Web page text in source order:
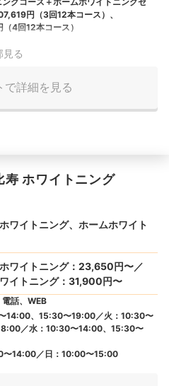
円（3回12本コース）、
4回12本コース）
見る
で詳細を見る
寿 ホワイトニング
ワイトニング、ホームホワイト
ワイトニング：23,650円〜／
イトニング：31,900円〜
電話、WEB
14:00、15:30〜19:00／火：10:30〜
／水：10:30〜14:00、15:30〜
〜14:00／日：10:00〜15:00